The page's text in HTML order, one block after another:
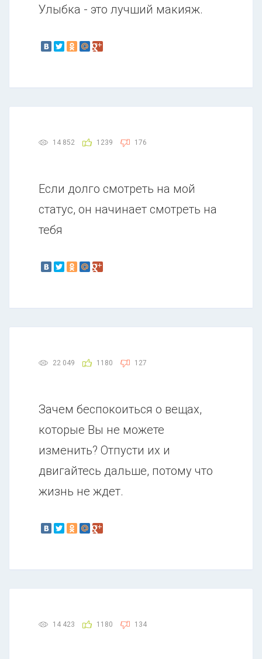
Улыбка - это лучший макияж.
14 852 1239 176
Если долго смотреть на мой
статус, он начинает смотреть на
тебя
22 049 1180 127
Зачем беспокоиться о вещах,
которые Вы не можете
изменить? Отпусти их и
двигайтесь дальше, потому что
жизнь не ждет.
14 423 1180 134